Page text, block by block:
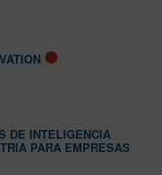
DE INTELIGENCIA
PARA EMPRESAS